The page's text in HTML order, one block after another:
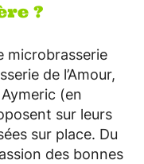
?
microbrasserie
de l’Amour,
(en
sur leurs
sur place. Du
des bonnes